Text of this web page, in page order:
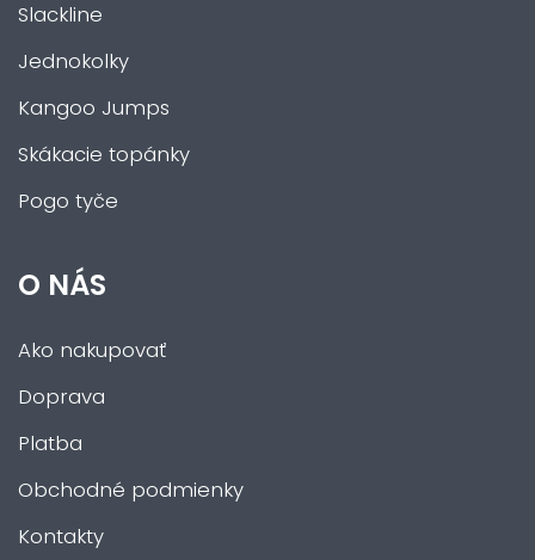
Slackline
Jednokolky
Kangoo Jumps
Skákacie topánky
Pogo tyče
O NÁS
Ako nakupovať
Doprava
Platba
Obchodné podmienky
Kontakty